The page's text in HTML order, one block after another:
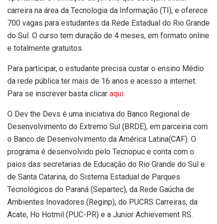
carreira na área da Tecnologia da Informação (TI), e oferece
700 vagas para estudantes da Rede Estadual do Rio Grande
do Sul. O curso tem duração de 4 meses, em formato online
e totalmente gratuitos.
Para participar, o estudante precisa custar o ensino Médio
da rede pública ter mais de 16 anos e acesso a internet.
Para se inscrever basta clicar aqui.
O Dev the Devs é uma iniciativa do Banco Regional de
Desenvolvimento do Extremo Sul (BRDE), em parceiria com
o Banco de Desenvolvimento da América Latina(CAF). O
programa é desenvolvido pelo Tecnopuc e conta com o
paios das secretarias de Educação do Rio Grande do Sul e
de Santa Catarina, do Sistema Estadual de Parques
Tecnológicos do Paraná (Separtec), da Rede Gaúcha de
Ambientes Inovadores (Reginp), do PUCRS Carreiras, da
Acate, Ho Hotmil (PUC-PR) e a Junior Achievement RS.